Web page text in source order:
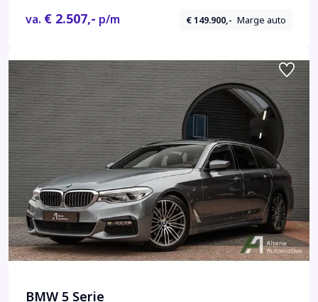
va. € 2.507,- p/m € 149.900,- Marge auto
BMW 5 Serie